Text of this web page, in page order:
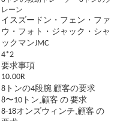
レーン
イスズー ドン・フェン・ファ
ウ・フォト・ジャック・シャ
ックマンJMC
4*2
要求事項
10.00R
8トンの4段腕 顧客の要求
8〜10トン 顧客 の 要求
8-18オンズウィンチ 顧客 の